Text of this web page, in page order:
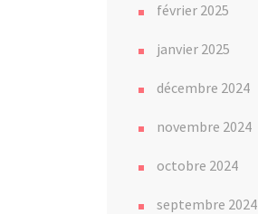
février 2025
janvier 2025
décembre 2024
novembre 2024
octobre 2024
septembre 2024